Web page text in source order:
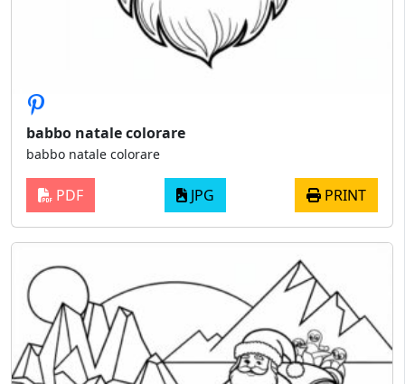
babbo natale colorare
babbo natale colorare
PDF JPG PRINT